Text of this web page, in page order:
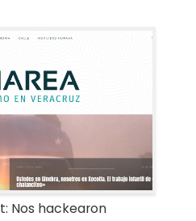
Nos hackearon